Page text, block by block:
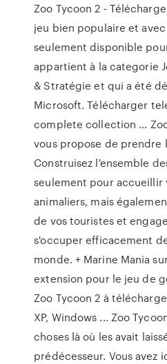
Zoo Tycoon 2 -
jeu bien populaire et
seulement disponible
appartient à la categorie
& Stratégie et qui a été
Microsoft. Télécharger
complete collection ...
vous propose de prendre
Construisez l'ensemble
seulement pour accueillir
animaliers, mais
de vos touristes et
s'occuper efficacement
monde. + Marine Mania
extension pour le jeu de
Zoo Tycoon 2 à
XP, Windows ... Zoo
choses là où les avait
prédécesseur. Vous avez